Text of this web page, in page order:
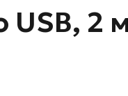
USB, 2